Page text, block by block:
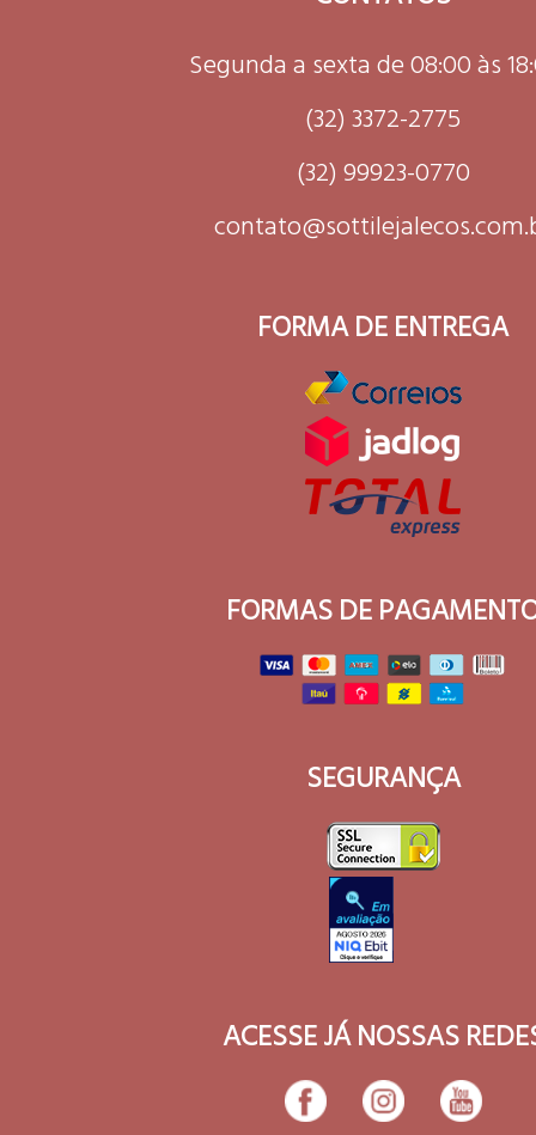
Segunda a sexta de 08:00 às
(32) 3372-2775
(32) 99923-0770
FORMA DE ENTREGA
FORMAS DE
SEGURANÇA
ACESSE JÁ NOSSAS